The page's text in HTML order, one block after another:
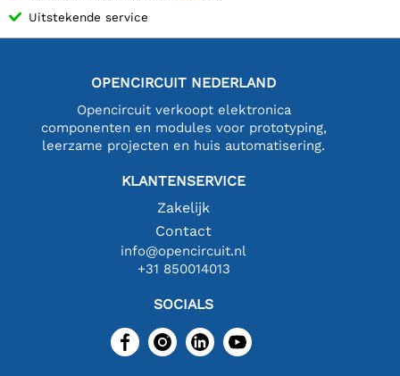
Uitstekende service
OPENCIRCUIT NEDERLAND
Opencircuit verkoopt elektronica
componenten en modules voor prototyping,
leerzame projecten en huis automatisering.
KLANTENSERVICE
Zakelijk
Contact
info@opencircuit.nl
+31 850014013
SOCIALS